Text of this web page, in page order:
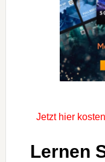
Jetzt hier
Lernen